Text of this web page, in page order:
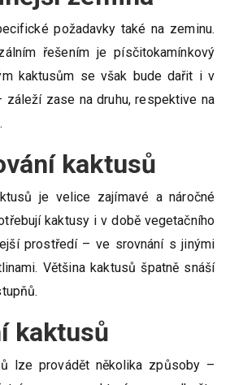
požadavky také na zeminu.
řešením je písčitokamínkový
kaktusům se však bude dařit i v
záleží zase na druhu, respektive na
kaktusů
je velice zajímavé a náročné
kaktusy i v době vegetačního
prostředí – ve srovnání s jinými
Většina kaktusů špatně snáší
kaktusů
lze provádět několika způsoby –